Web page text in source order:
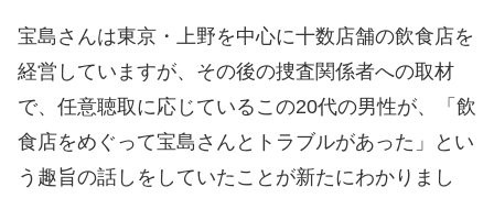
宝島さんは東京・上野を中心に十数店舗の飲食店を
経営していますが、その後の捜査関係者への取材
で、任意聴取に応じているこの20代の男性が、「飲
食店をめぐって宝島さんとトラブルがあった」とい
う趣旨の話しをしていたことが新たにわかりまし